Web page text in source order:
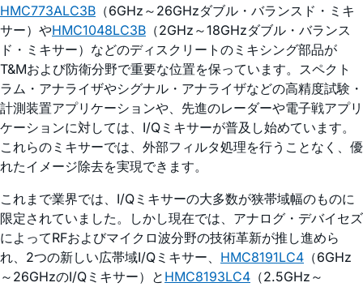
HMC773ALC3B （6GHz～26GHzダブル・バランスド・ミキ
サー）やHMC1048LC3B （2GHz～18GHzダブル・バランス
ド・ミキサー）などのディスクリートのミキシング部品が
T&Mおよび防衛分野で重要な位置を保っています。スペクト
ラム・アナライザやシグナル・アナライザなどの高精度試験・
計測装置アプリケーションや、先進のレーダーや電子戦アプリ
ケーションに対しては、I/Qミキサーが普及し始めています。
これらのミキサーでは、外部フィルタ処理を行うことなく、優
れたイメージ除去を実現できます。
これまで業界では、I/Qミキサーの大多数が狭帯域幅のものに
限定されていました。しかし現在では、アナログ・デバイセズ
によってRFおよびマイクロ波分野の技術革新が推し進めら
れ、2つの新しい広帯域I/Qミキサー、 HMC8191LC4 （6GHz
～26GHzのI/Qミキサー）と HMC8193LC4 （2.5GHz～